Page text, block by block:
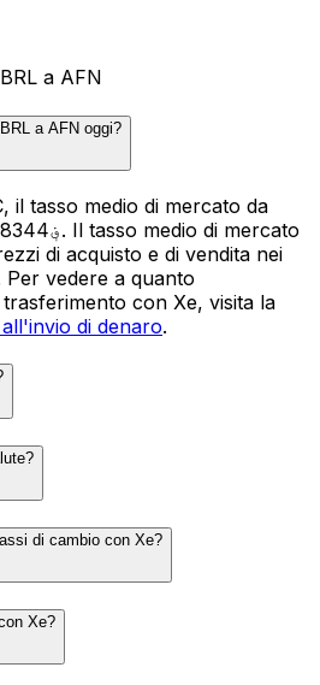
a AFN
a AFN oggi?
il tasso medio di mercato da
di acquisto e di vendita nei
vedere a quanto
con Xe, visita la
di denaro.
di cambio con Xe?
Xe?